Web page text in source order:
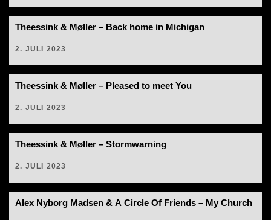
Theessink & Møller – Back home in Michigan
2. JULI 2023
Theessink & Møller – Pleased to meet You
2. JULI 2023
Theessink & Møller – Stormwarning
2. JULI 2023
Alex Nyborg Madsen & A Circle Of Friends – My Church